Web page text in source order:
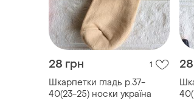
37 і ще 3 36
ТОП оголошень
TOP